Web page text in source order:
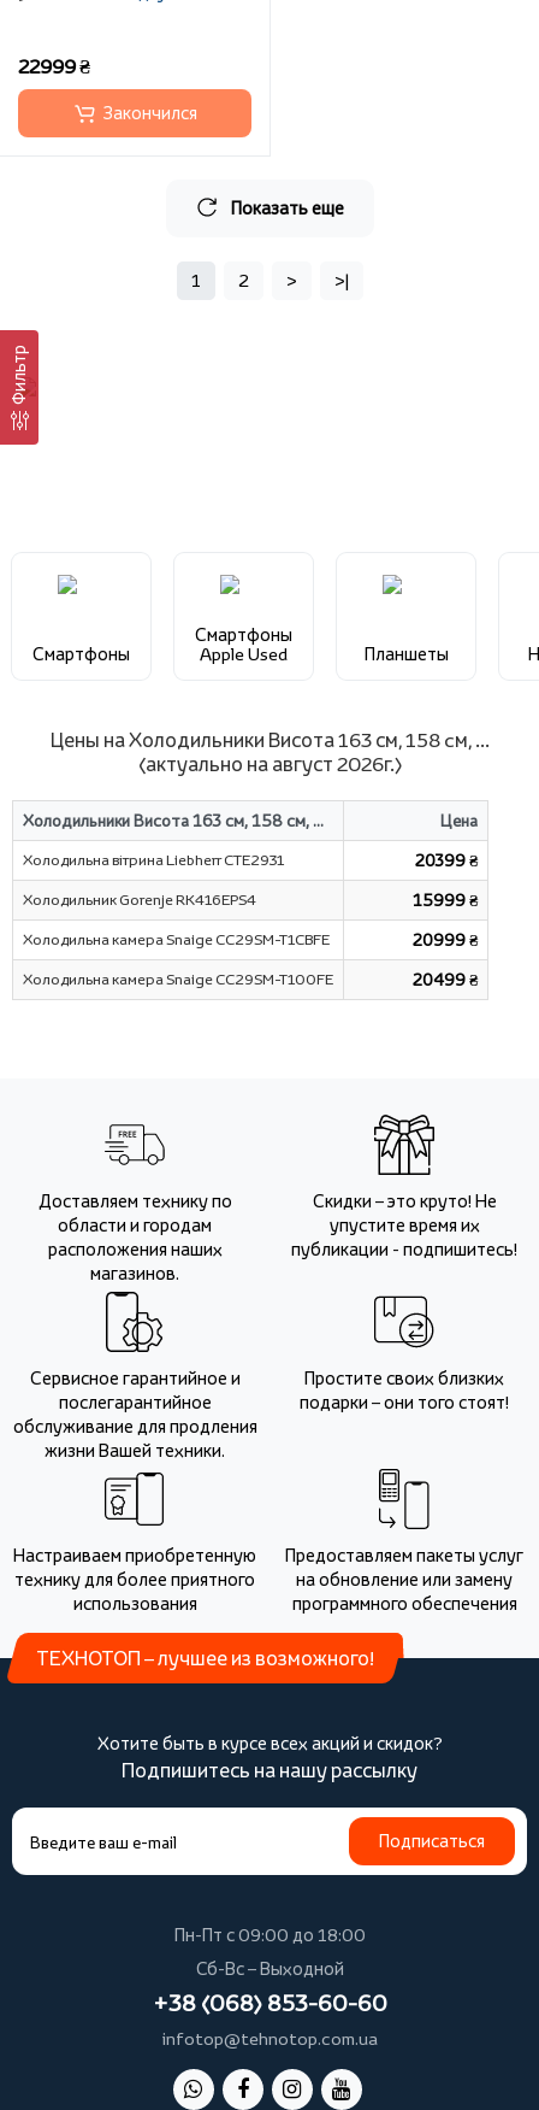
Фильтр
22999 ₴
Закончился
Показать еще
1 2 > >|
Смартфоны
Смартфоны
Apple Used
Планшеты
Цены на Холодильники Висота 163 см, 158 cм, ...
(актуально на август 2026г.)
Холодильники Висота 163 см, 158 cм, ... Цена
Холодильна вітрина Liebherr CTE2931 20399 ₴
Холодильник Gorenje RK416EPS4 15999 ₴
Холодильна камера Snaige CC29SM-T1CBFE 20999 ₴
Холодильна камера Snaige CC29SM-T100FE 20499 ₴
Доставляем технику по
области и городам
расположения наших
магазинов.
Скидки – это круто! Не
упустите время их
публикации - подпишитесь!
Сервисное гарантийное и
послегарантийное
обслуживание для продления
жизни Вашей техники.
Простите своих близких
подарки – они того стоят!
Настраиваем приобретенную
технику для более приятного
использования
Предоставляем пакеты услуг
на обновление или замену
программного обеспечения
ТЕХНОТОП – лучшее из возможного!
Хотите быть в курсе всех акций и скидок?
Подпишитесь на нашу рассылку
Подписаться
Пн-Пт с 09:00 до 18:00
Сб-Вс – Выходной
+38 (068) 853-60-60
infotop@tehnotop.com.ua